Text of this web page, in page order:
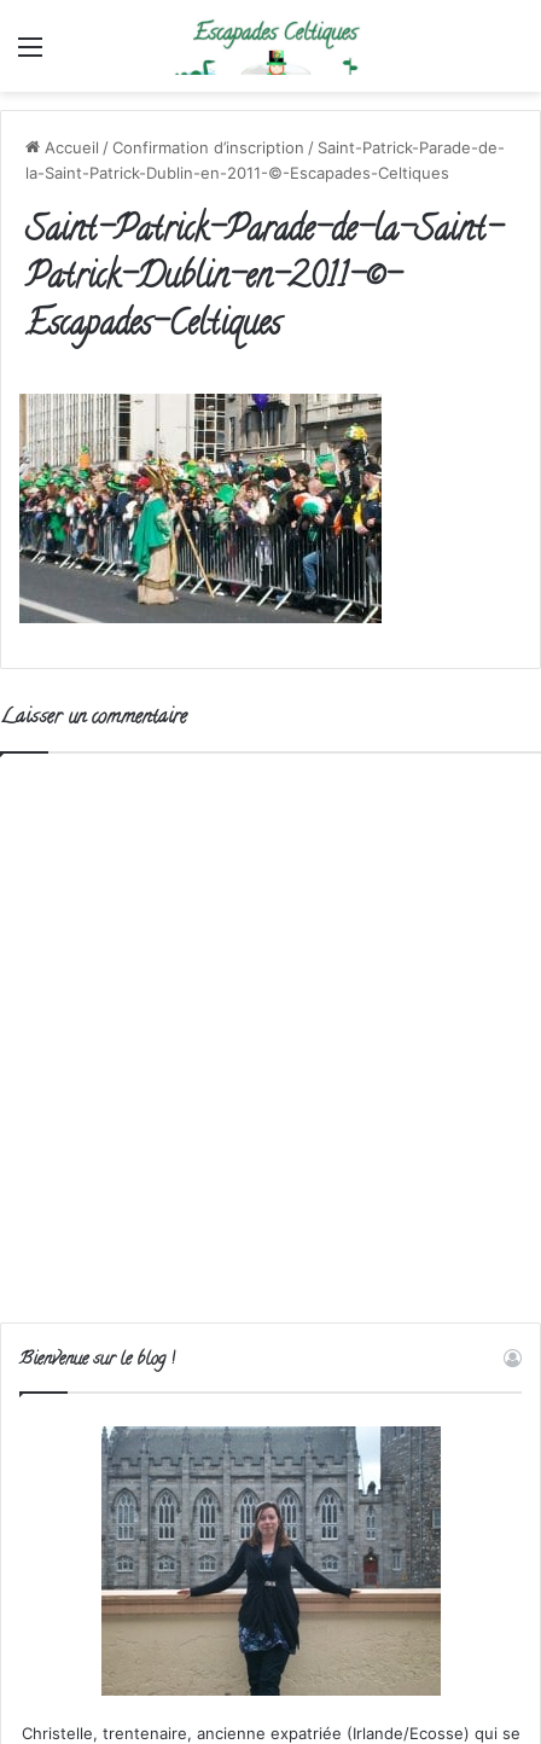
Menu
Accueil /Confirmation d’inscription / Saint-Patrick-Parade-de-
la-Saint-Patrick-Dublin-en-2011-©-Escapades-Celtiques
Saint-Patrick-Parade-de-la-Saint-
Patrick-Dublin-en-2011-©-
Escapades-Celtiques
Laisser un commentaire
Bienvenue sur le blog !
Christelle, trentenaire, ancienne expatriée (Irlande/Ecosse) qui se